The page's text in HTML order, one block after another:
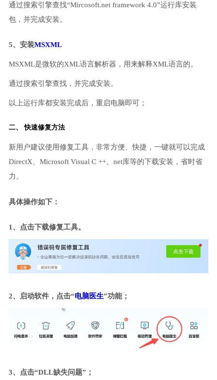
通过搜索引擎查找“Mircosoft.net framework 4.0”运行库安装
包，并完成安装。
5、安装MSXML
MSXML是微软的XML语言解析器，用来解释XML语言的。
通过搜索引擎查找，并完成安装。
以上运行库都安装完成后，重启电脑即可；
二、 快速修复方法
新用户建议使用修复工具，非常方便、快捷，一键就可以完成
DirectX、Microsoft Visual C ++、net库等的下载安装，省时省
力。
具体操作如下：
1、点击下载修复工具。
2、启动软件，点击“电脑医生”功能；
3、点击“DLL缺失问题”；